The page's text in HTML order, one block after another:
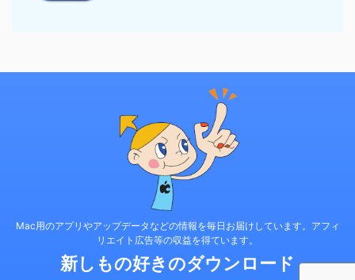
Mac用のアプリやアップデータなどの情報を毎日お届けしています。アフィ
リエイト広告等の収益を得ています。
新しもの好きのダウンロード